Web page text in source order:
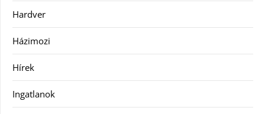
Hardver
Házimozi
Hírek
Ingatlanok